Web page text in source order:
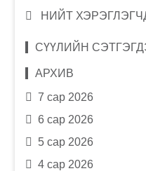
НИЙТ
СҮҮЛИЙН
АРХИВ
7 сар 2026
6 сар 2026
5 сар 2026
4 сар 2026